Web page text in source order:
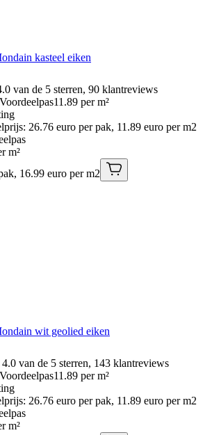
kasteel eiken
van de 5 sterren, 90 klantreviews
11.89 per m²
26.76 euro per pak, 11.89 euro per m2
m²
16.99 euro per m2
wit geolied eiken
van de 5 sterren, 143 klantreviews
11.89 per m²
26.76 euro per pak, 11.89 euro per m2
m²